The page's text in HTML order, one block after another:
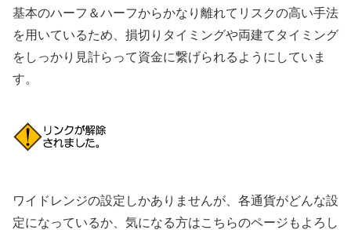
基本のハーフ＆ハーフからかなり離れてリスクの高い手法
を用いているため、損切りタイミングや両建てタイミング
をしっかり見計らって資金に繋げられるようにしていま
す。
ワイドレンジの設定しかありませんが、各通貨がどんな設
定になっているか、気になる方はこちらのページもよろし